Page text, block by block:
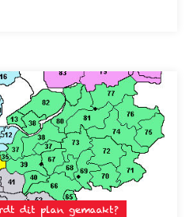
dit plan gemaakt?